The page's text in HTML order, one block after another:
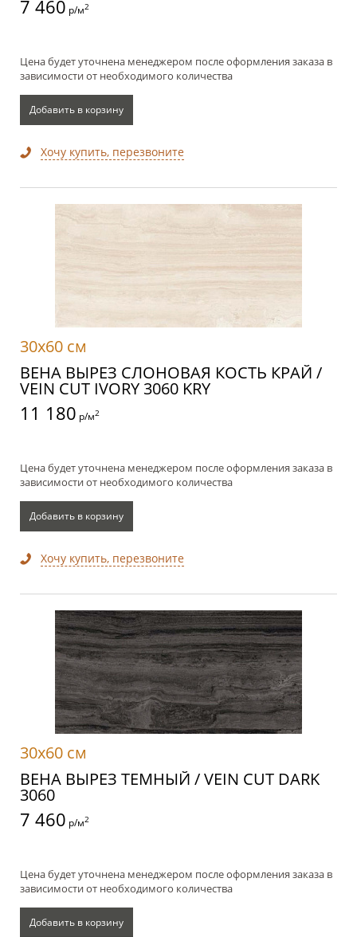
7 460 р/м2
Цена будет уточнена менеджером после оформления заказа в
зависимости от необходимого количества
Добавить в корзину
Хочу купить, перезвоните
30x60 см
ВЕНА ВЫРЕЗ СЛОНОВАЯ КОСТЬ КРАЙ /
VEIN CUT IVORY 3060 KRY
11 180 р/м2
Цена будет уточнена менеджером после оформления заказа в
зависимости от необходимого количества
Добавить в корзину
Хочу купить, перезвоните
30x60 см
ВЕНА ВЫРЕЗ ТЕМНЫЙ / VEIN CUT DARK
3060
7 460 р/м2
Цена будет уточнена менеджером после оформления заказа в
зависимости от необходимого количества
Добавить в корзину